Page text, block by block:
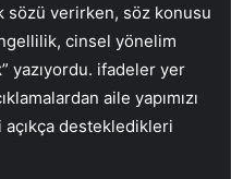
sözü verirken, söz konusu
cinsel yönelim
yazıyordu. ifadeler yer
aile yapımızı
açıkça destekledikleri